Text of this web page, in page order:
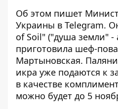
Об этом пишет
Украины в Telegram.
of Soil" ("душа земли" -
приготовила шеф-
Мартыновская.
икра уже подаются к
в качестве
можно будет до 5